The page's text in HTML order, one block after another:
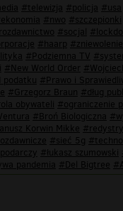
#telewizja #policja #usa
#nwo #szczepionki
#socjal
#haarp #zniewolenie
#Podziemna TV
#New World Order
podatku #Prawo i
#Grzegorz Braun #dług
obywateli #ograniczenie
#Broń Biologiczna
Korwin Mikke
#sieć 5g
#łukasz szumowski
pandemia #Del Bigtree